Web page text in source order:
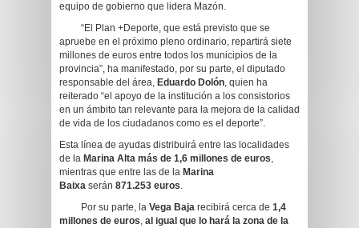
equipo de gobierno que lidera Mazón.
“El Plan +Deporte, que está previsto que se
apruebe en el próximo pleno ordinario, repartirá siete
millones de euros entre todos los municipios de la
provincia”, ha manifestado, por su parte, el diputado
responsable del área, Eduardo Dolón, quien ha
reiterado “el apoyo de la institución a los consistorios
en un ámbito tan relevante para la mejora de la calidad
de vida de los ciudadanos como es el deporte”.
Esta línea de ayudas distribuirá entre las localidades
de la Marina Alta más de 1,6 millones de euros,
mientras que entre las de la Marina
Baixa serán 871.253 euros.
Por su parte, la Vega Baja recibirá cerca de 1,4
millones de euros, al igual que lo hará la zona de la